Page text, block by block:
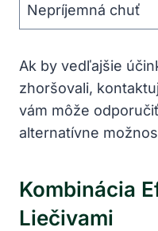
Nepríjemná chuť
Ak by vedľajšie
zhoršovali,
vám môže
alternatívne
Kombinácia
Liečivami